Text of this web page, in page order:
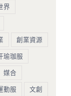
界
創業資源
瑜珈服
媒合
動服 文創